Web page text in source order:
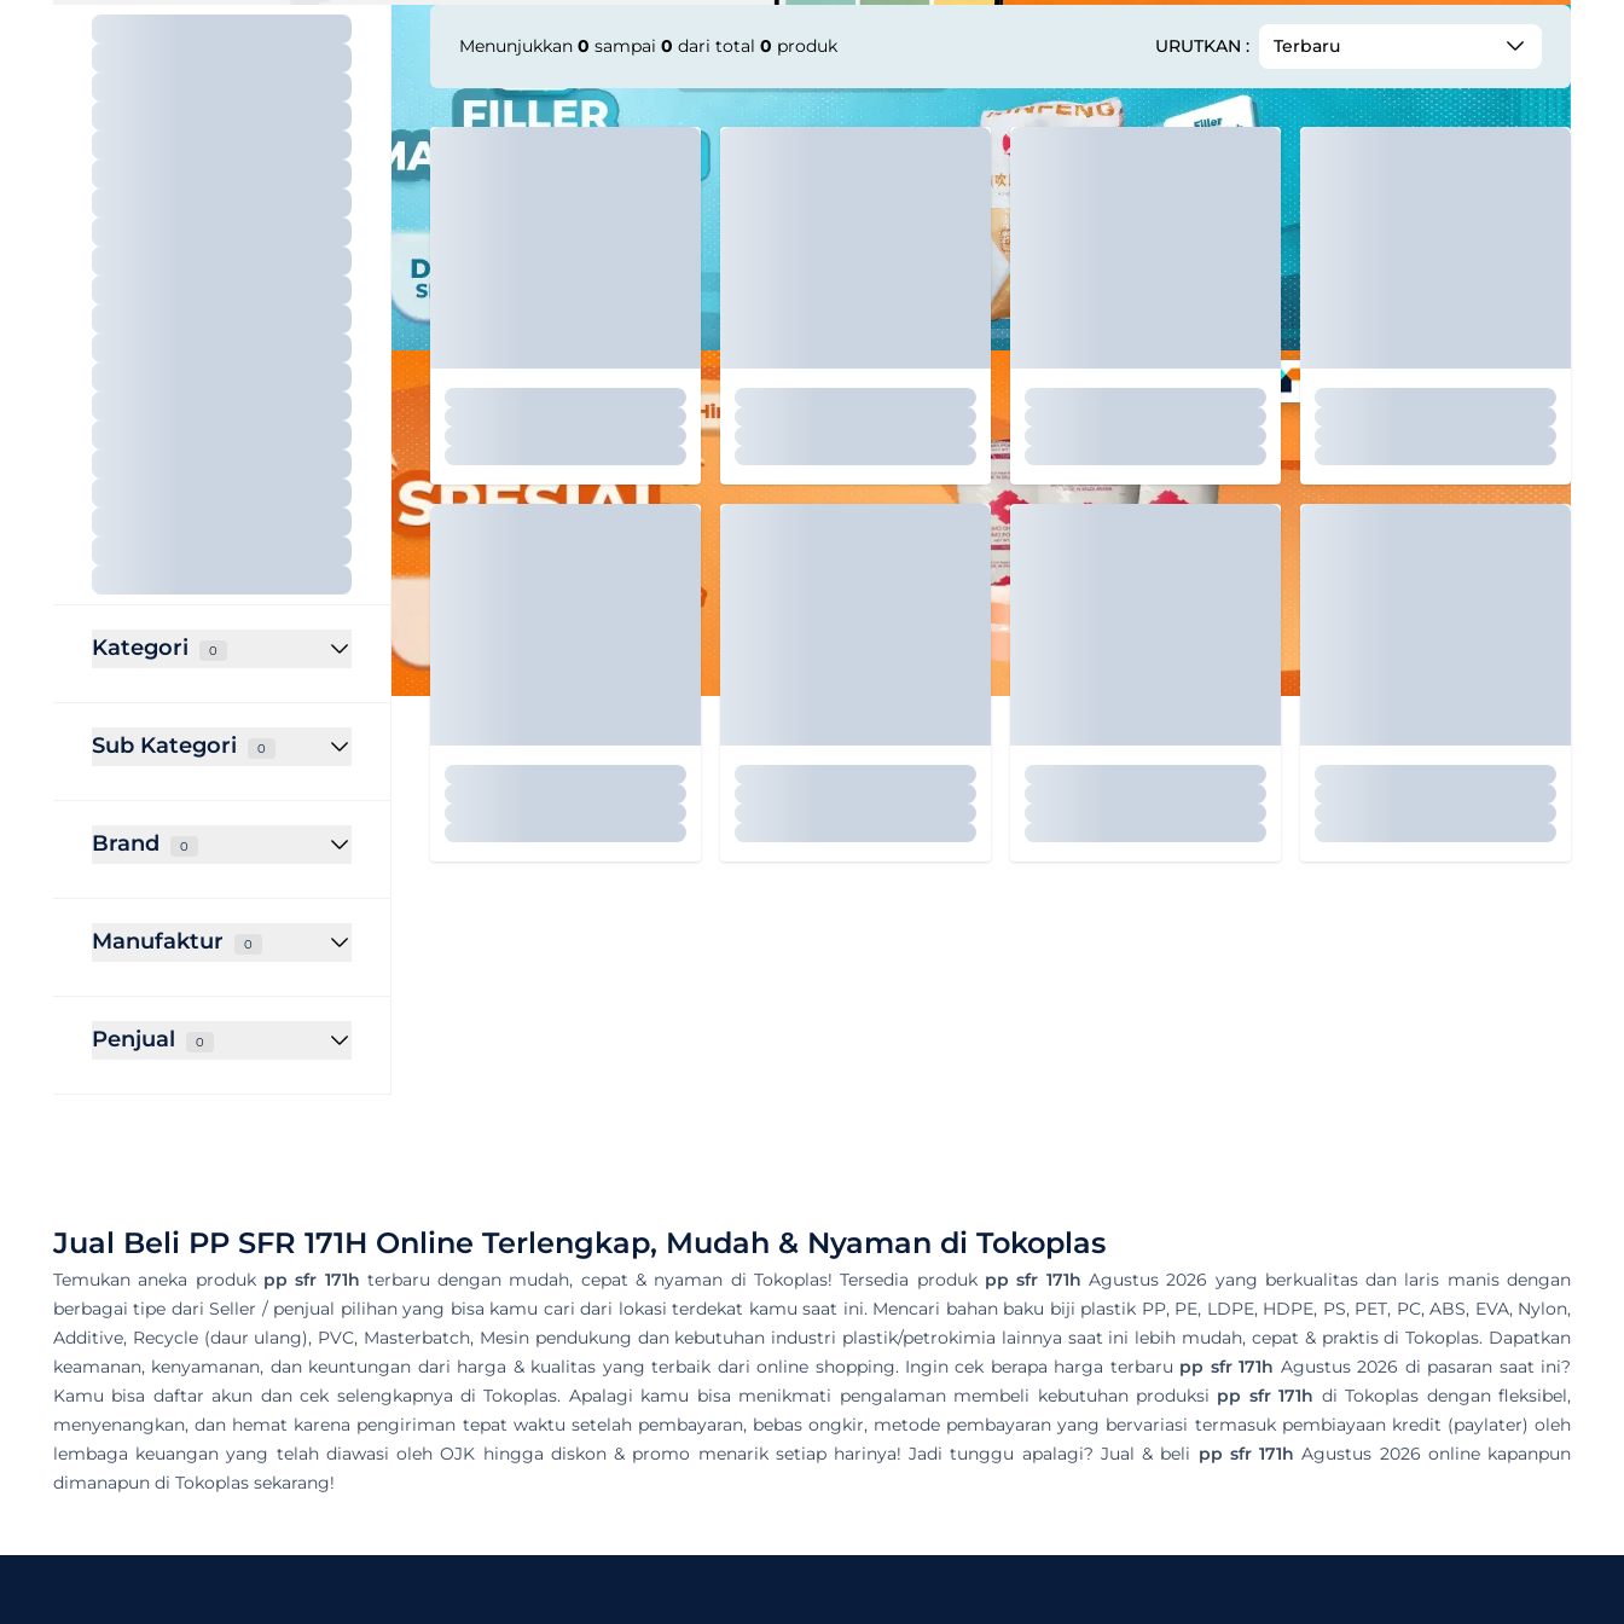
Kategori 0
Sub Kategori 0
Brand 0
Manufaktur 0
Penjual 0
Menunjukkan 0 sampai 0 dari total 0 produk URUTKAN : Terbaru
Jual Beli PP SFR 171H Online Terlengkap, Mudah & Nyaman di Tokoplas
Temukan aneka produk pp sfr 171h terbaru dengan mudah, cepat & nyaman di Tokoplas! Tersedia produk pp sfr 171h Agustus 2026 yang berkualitas dan laris manis dengan
berbagai tipe dari Seller / penjual pilihan yang bisa kamu cari dari lokasi terdekat kamu saat ini. Mencari bahan baku biji plastik PP, PE, LDPE, HDPE, PS, PET, PC, ABS, EVA, Nylon,
Additive, Recycle (daur ulang), PVC, Masterbatch, Mesin pendukung dan kebutuhan industri plastik/petrokimia lainnya saat ini lebih mudah, cepat & praktis di Tokoplas. Dapatkan
keamanan, kenyamanan, dan keuntungan dari harga & kualitas yang terbaik dari online shopping. Ingin cek berapa harga terbaru pp sfr 171h Agustus 2026 di pasaran saat ini?
Kamu bisa daftar akun dan cek selengkapnya di Tokoplas. Apalagi kamu bisa menikmati pengalaman membeli kebutuhan produksi pp sfr 171h di Tokoplas dengan fleksibel,
menyenangkan, dan hemat karena pengiriman tepat waktu setelah pembayaran, bebas ongkir, metode pembayaran yang bervariasi termasuk pembiayaan kredit (paylater) oleh
lembaga keuangan yang telah diawasi oleh OJK hingga diskon & promo menarik setiap harinya! Jadi tunggu apalagi? Jual & beli pp sfr 171h Agustus 2026 online kapanpun
dimanapun di Tokoplas sekarang!